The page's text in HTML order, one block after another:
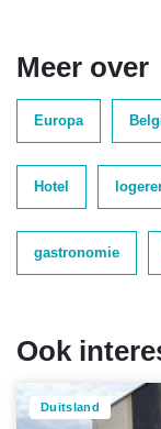
Meer over
Europa
Hotel
gastronomie
Ook
Duitsland